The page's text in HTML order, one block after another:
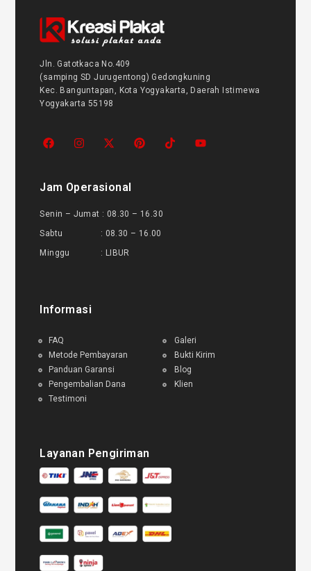
Jln. Gatotkaca No.409
(samping SD Jurugentong) Gedongkuning
Kec. Banguntapan, Kota Yogyakarta, Daerah Istimewa
Yogyakarta 55198
Jam Operasional
Senin – Jumat : 08.30 – 16.30
Sabtu : 08.30 – 16.00
Minggu : LIBUR
Informasi
FAQ
Metode Pembayaran
Panduan Garansi
Pengembalian Dana
Testimoni
Galeri
Bukti Kirim
Blog
Klien
Layanan Pengiriman